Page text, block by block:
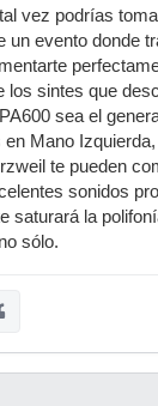
vez podrías
un evento donde
los sintes que
sea el
Mano
te pueden
sonidos
saturará la
sólo.